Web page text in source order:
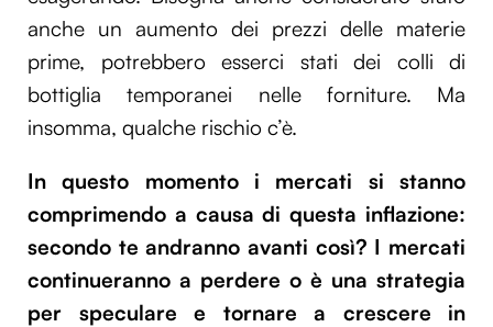
anche un aumento dei prezzi delle materie
prime, potrebbero esserci stati dei colli di
bottiglia temporanei nelle forniture. Ma
insomma, qualche rischio c’è.
In questo momento i mercati si stanno
comprimendo a causa di questa inflazione:
secondo te andranno avanti così? I mercati
continueranno a perdere o è una strategia
per speculare e tornare a crescere in